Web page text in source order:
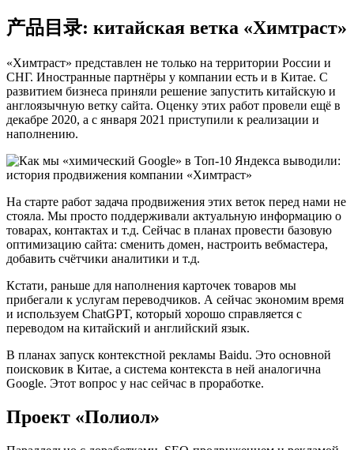
产品目录: китайская ветка «Химтраст»
«Химтраст» представлен не только на территории России и
СНГ. Иностранные партнёры у компании есть и в Китае. С
развитием бизнеса приняли решение запустить китайскую и
англоязычную ветку сайта. Оценку этих работ провели ещё в
декабре 2020, а с января 2021 приступили к реализации и
наполнению.
На старте работ задача продвижения этих веток перед нами не
стояла. Мы просто поддерживали актуальную информацию о
товарах, контактах и т.д. Сейчас в планах провести базовую
оптимизацию сайта: сменить домен, настроить вебмастера,
добавить счётчики аналитики и т.д.
Кстати, раньше для наполнения карточек товаров мы
прибегали к услугам переводчиков. А сейчас экономим время
и используем ChatGPT, который хорошо справляется с
переводом на китайский и английский язык.
В планах запуск контекстной рекламы Baidu. Это основной
поисковик в Китае, а система контекста в ней аналогична
Google. Этот вопрос у нас сейчас в проработке.
Проект «Полиол»